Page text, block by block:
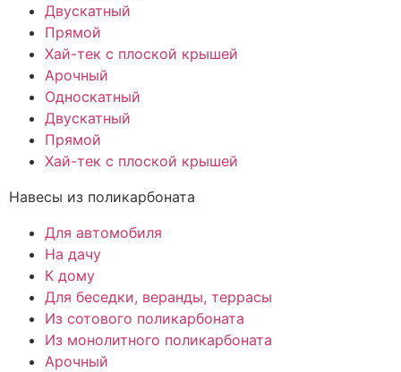
Двускатный
Прямой
Хай-тек с плоской крышей
Арочный
Односкатный
Двускатный
Прямой
Хай-тек с плоской крышей
Навесы из поликарбоната
Для автомобиля
На дачу
К дому
Для беседки, веранды, террасы
Из сотового поликарбоната
Из монолитного поликарбоната
Арочный